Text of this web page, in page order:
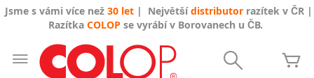
Jsme s vámi více než 30 let| Největšídistributorrazítek v ČR |
Razítka COLOP se vyrábí v Borovanech u ČB.
Přejít
obsah